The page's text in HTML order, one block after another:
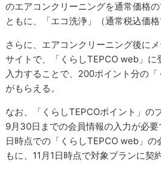
のエアコンクリーニングを通常価格
ともに、「エコ洗浄」（通常税込価格
さらに、エアコンクリーニング後に
サイトで、「くらしTEPCO web」に
入力することで、200ポイント分の「
がもらえる。
なお、「くらしTEPCOポイント」の
9月30日までの会員情報の入力が必要
日時点での「くらしTEPCO web」の
もに、11月1日時点で対象プランに契